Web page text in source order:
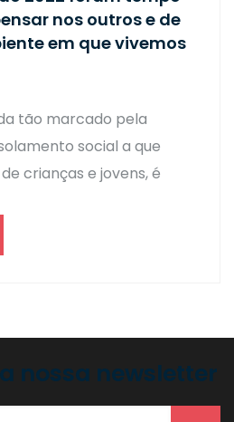
nos outros e de
em que vivemos
tão marcado pela
social a que
crianças e jovens, é
nossa newsletter